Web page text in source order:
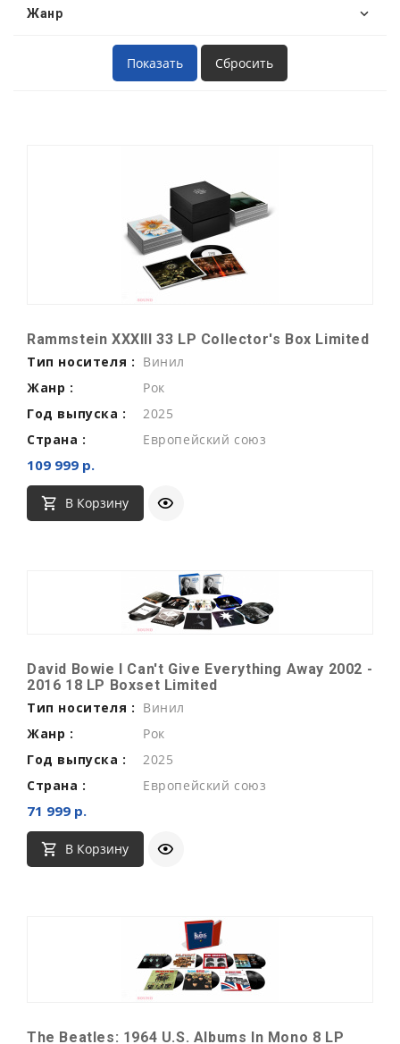
Жанр
Rammstein XXXIII 33 LP Collector's Box Limited
Тип носителя : Винил
Жанр :
Рок
Год выпуска :
2025
Страна :
Европейский союз
109 999 р.
В Корзину
David Bowie I Can't Give Everything Away 2002 -
2016 18 LP Boxset Limited
Тип носителя : Винил
Жанр :
Рок
Год выпуска :
2025
Страна :
Европейский союз
71 999 р.
В Корзину
The Beatles: 1964 U.S. Albums In Mono 8 LP